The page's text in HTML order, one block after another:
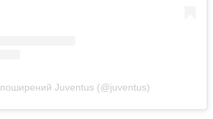
Juventus (@juventus)